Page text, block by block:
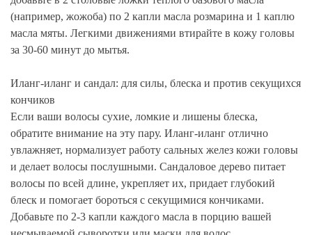
(например, жожоба) по 2 капли масла розмарина и 1 каплю
масла мяты. Легкими движениями втирайте в кожу головы
за 30-60 минут до мытья.
Иланг-иланг и сандал: для силы, блеска и против секущихся
кончиков
Если ваши волосы сухие, ломкие и лишены блеска,
обратите внимание на эту пару. Иланг-иланг отлично
увлажняет, нормализует работу сальных желез кожи головы
и делает волосы послушными. Сандаловое дерево питает
волосы по всей длине, укрепляет их, придает глубокий
блеск и помогает бороться с секущимися кончиками.
Добавьте по 2-3 капли каждого масла в порцию вашей